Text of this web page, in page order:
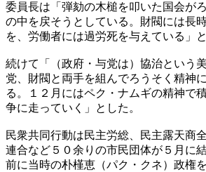
委員長は「弾劾の木槌を叩いた国会が
の中を戻そうとしている。財閥には長
を、労働者には過労死を与えている」と
続けて「（政府・与党は）協治という
党、財閥と両手を組んでろうそく精神
る。１２月にはペク・ナムギの精神で
争に走っていく」とした。
民衆共同行動は民主労総、民主露天商
連合など５０余りの市民団体が５月に
前に当時の朴槿恵（パク・クネ）政権